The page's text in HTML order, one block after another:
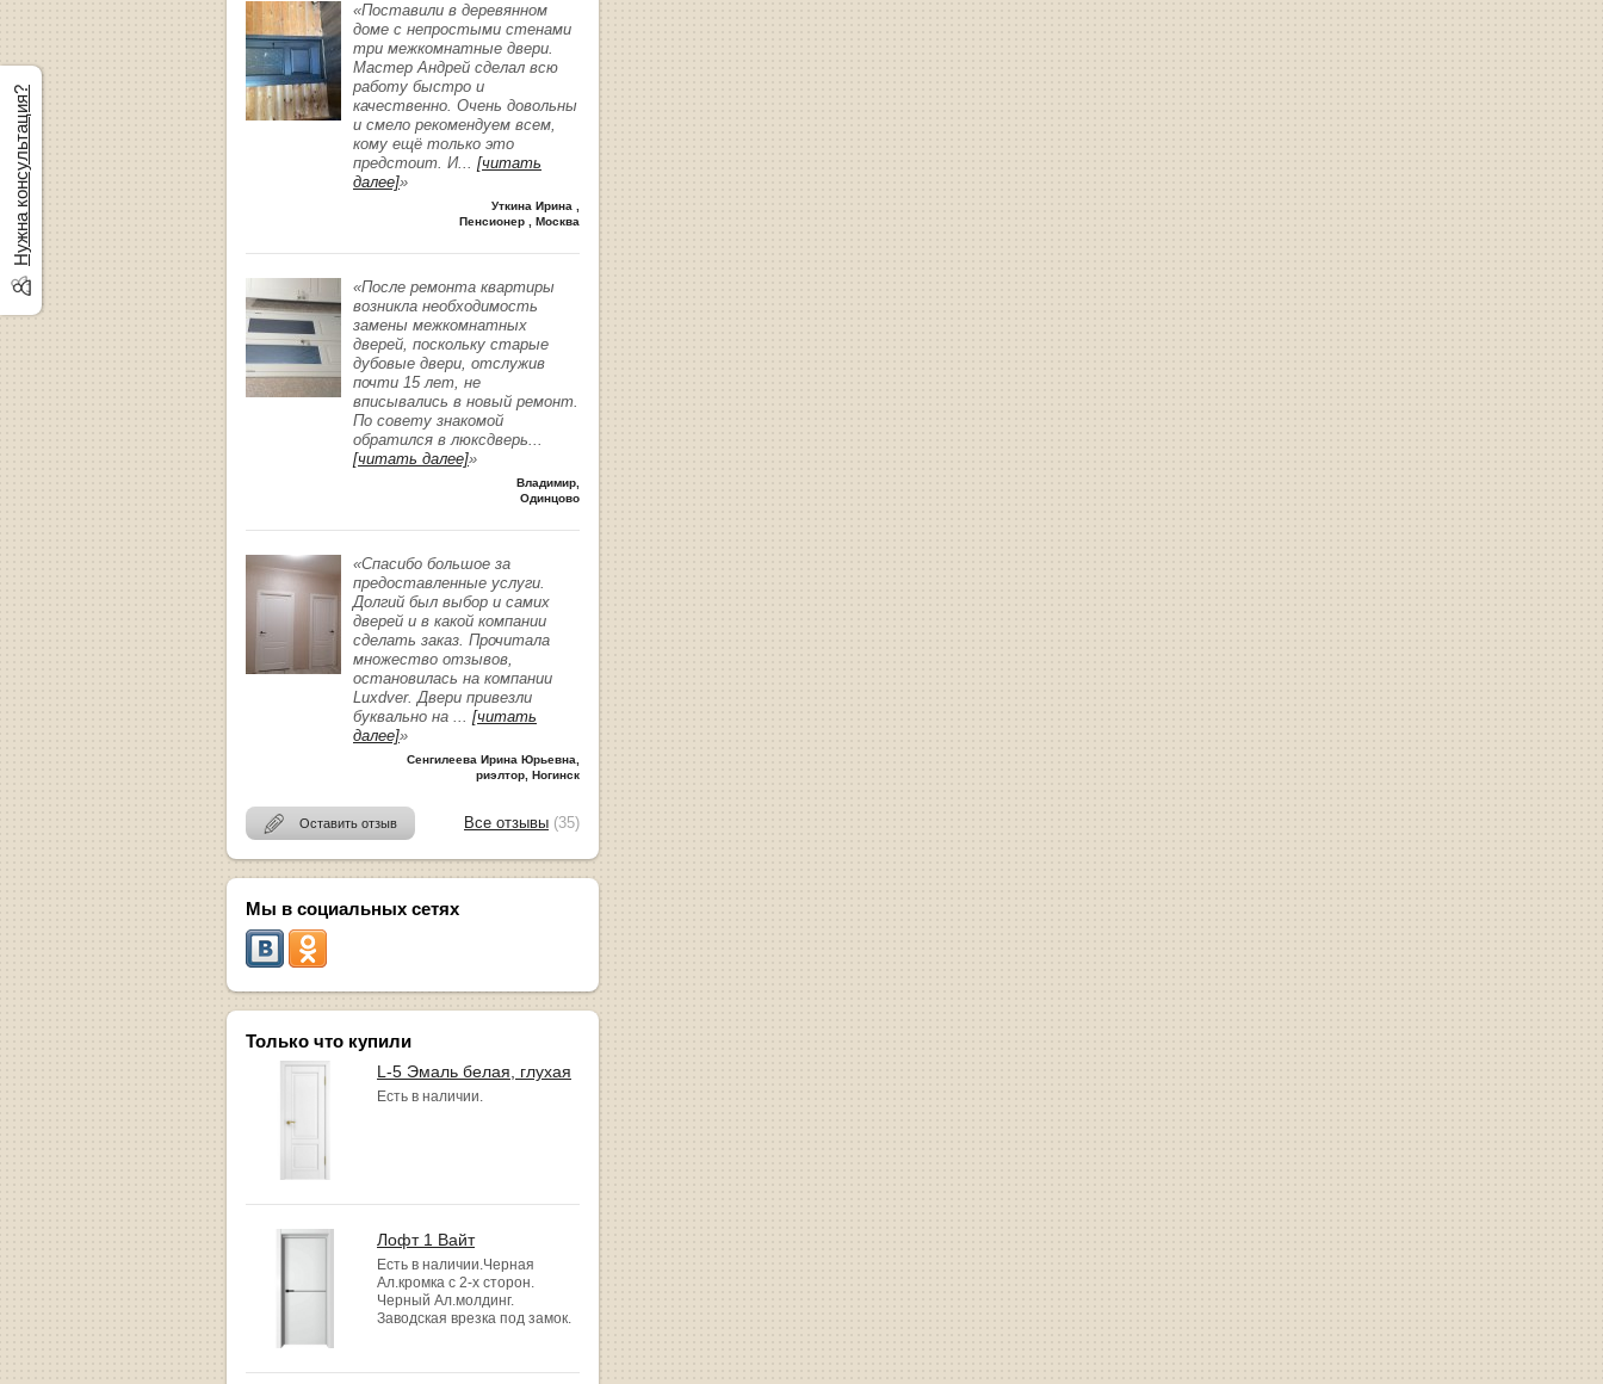
«Поставили в деревянном
доме с непростыми стенами
три межкомнатные двери.
Мастер Андрей сделал всю
работу быстро и
качественно. Очень довольны
и смело рекомендуем всем,
кому ещё только это
предстоит. И... [читать
далее]»
Уткина Ирина ,
Пенсионер , Москва
«После ремонта квартиры
возникла необходимость
замены межкомнатных
дверей, поскольку старые
дубовые двери, отслужив
почти 15 лет, не
вписывались в новый ремонт.
По совету знакомой
обратился в люксдверь...
[читать далее]»
Владимир,
Одинцово
«Спасибо большое за
предоставленные услуги.
Долгий был выбор и самих
дверей и в какой компании
сделать заказ. Прочитала
множество отзывов,
остановилась на компании
Luxdver. Двери привезли
буквально на ... [читать
далее]»
Сенгилеева Ирина Юрьевна,
риэлтор, Ногинск
Оставить отзыв Все отзывы (35)
Мы в социальных сетях
Только что купили
L-5 Эмаль белая, глухая
Есть в наличии.
Лофт 1 Вайт
Есть в наличии.Черная
Ал.кромка с 2-х сторон.
Черный Ал.молдинг.
Заводская врезка под замок.
Нужна консультация?